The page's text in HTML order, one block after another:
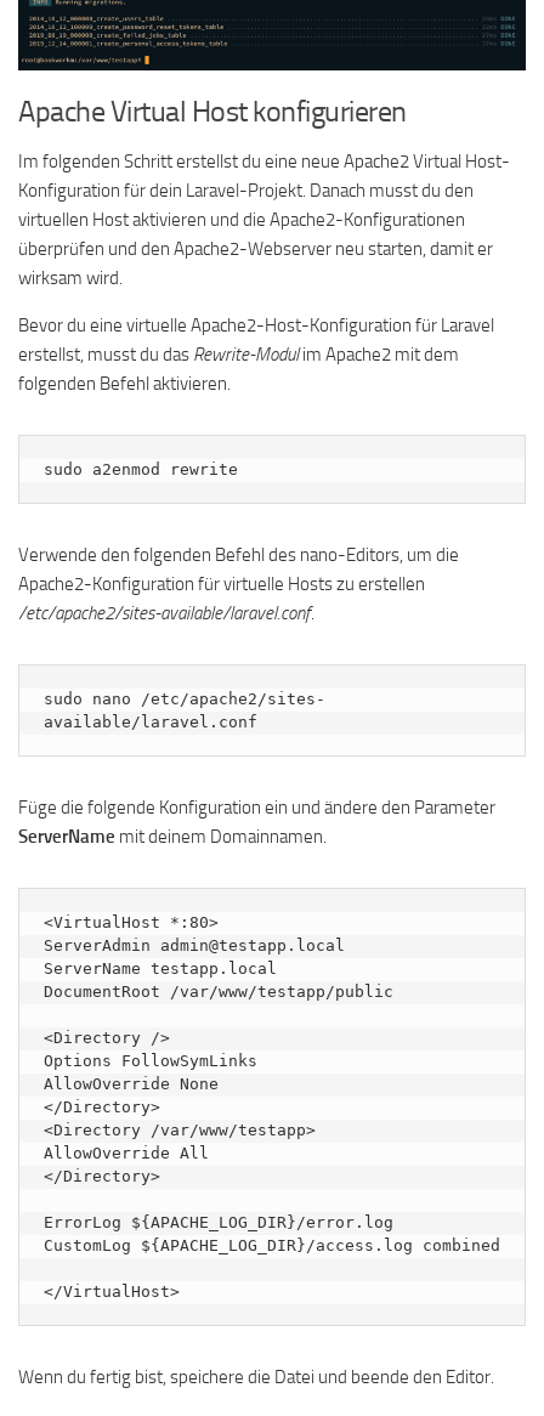
Apache Virtual Host konfigurieren
Im folgenden Schritt erstellst du eine neue Apache2 Virtual Host-
Konfiguration für dein Laravel-Projekt. Danach musst du den
virtuellen Host aktivieren und die Apache2-Konfigurationen
überprüfen und den Apache2-Webserver neu starten, damit er
wirksam wird.
Bevor du eine virtuelle Apache2-Host-Konfiguration für Laravel
erstellst, musst du das Rewrite-Modulim Apache2 mit dem
folgenden Befehl aktivieren.
sudo a2enmod rewrite
Verwende den folgenden Befehl des nano-Editors, um die
Apache2-Konfiguration für virtuelle Hosts zu erstellen
/etc/apache2/sites-available/laravel.conf.
sudo nano /etc/apache2/sites-
available/laravel.conf
Füge die folgende Konfiguration ein und ändere den Parameter
ServerName mit deinem Domainnamen.
<VirtualHost *:80>
ServerAdmin admin@testapp.local
ServerName testapp.local
DocumentRoot /var/www/testapp/public
<Directory />
Options FollowSymLinks
AllowOverride None
</Directory>
<Directory /var/www/testapp>
AllowOverride All
</Directory>
ErrorLog ${APACHE_LOG_DIR}/error.log
CustomLog ${APACHE_LOG_DIR}/access.log combined
</VirtualHost>
Wenn du fertig bist, speichere die Datei und beende den Editor.